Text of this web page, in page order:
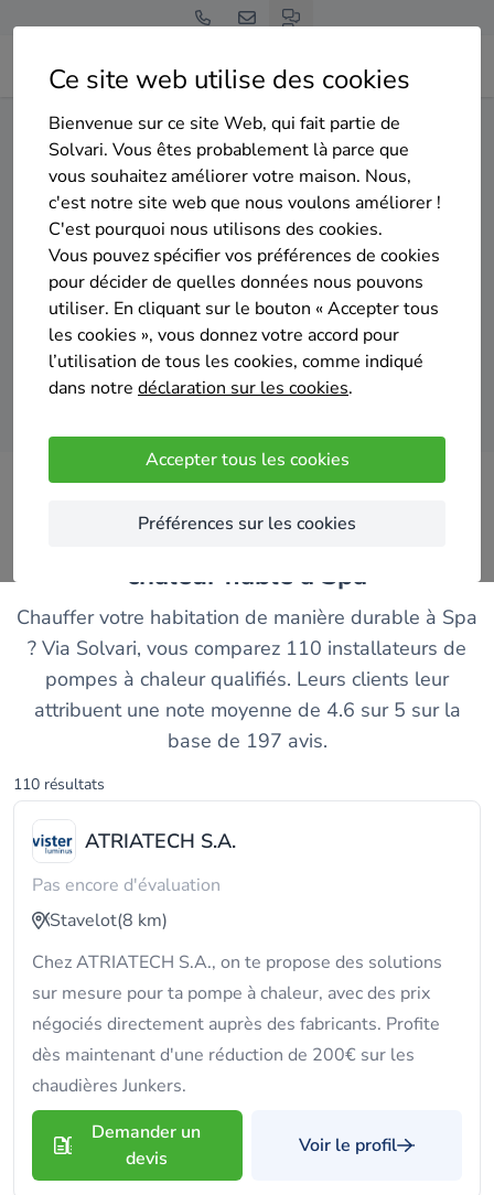
Ce site web utilise des cookies
Bienvenue sur ce site Web, qui fait partie de
Solvari. Vous êtes probablement là parce que
vous souhaitez améliorer votre maison. Nous,
c'est notre site web que nous voulons améliorer !
C'est pourquoi nous utilisons des cookies.
Vous pouvez spécifier vos préférences de cookies
pour décider de quelles données nous pouvons
utiliser. En cliquant sur le bouton « Accepter tous
les cookies », vous donnez votre accord pour
l’utilisation de tous les cookies, comme indiqué
dans notre déclaration sur les cookies.
Accepter tous les cookies
Préférences sur les cookies
Home Pompe à chaleur Liège Spa
Gratuit et sans engagement
Top 20 des installateurs de
pompes à chaleur à Spa
Comparer des devis
chaleur fiable à Spa
Chauffer votre habitation de manière durable à Spa
? Via Solvari, vous comparez 110 installateurs de
pompes à chaleur qualifiés. Leurs clients leur
attribuent une note moyenne de 4.6 sur 5 sur la
base de 197 avis.
110 résultats
ATRIATECH S.A.
Pas encore d'évaluation
Stavelot(8 km)
Chez ATRIATECH S.A., on te propose des solutions
sur mesure pour ta pompe à chaleur, avec des prix
négociés directement auprès des fabricants. Profite
dès maintenant d'une réduction de 200€ sur les
chaudières Junkers.
Demander un
devis
Voir le profil